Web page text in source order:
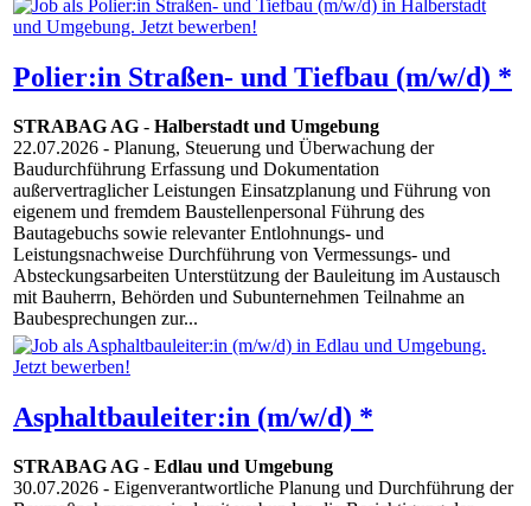
Polier:in Straßen- und Tiefbau (m/w/d) *
STRABAG AG - Halberstadt und Umgebung
22.07.2026 - Planung, Steuerung und Überwachung der
Baudurchführung Erfassung und Dokumentation
außervertraglicher Leistungen Einsatzplanung und Führung von
eigenem und fremdem Baustellenpersonal Führung des
Bautagebuchs sowie relevanter Entlohnungs- und
Leistungsnachweise Durchführung von Vermessungs- und
Absteckungsarbeiten Unterstützung der Bauleitung im Austausch
mit Bauherrn, Behörden und Subunternehmen Teilnahme an
Baubesprechungen zur...
Asphaltbauleiter:in (m/w/d) *
STRABAG AG - Edlau und Umgebung
30.07.2026 - Eigenverantwortliche Planung und Durchführung der